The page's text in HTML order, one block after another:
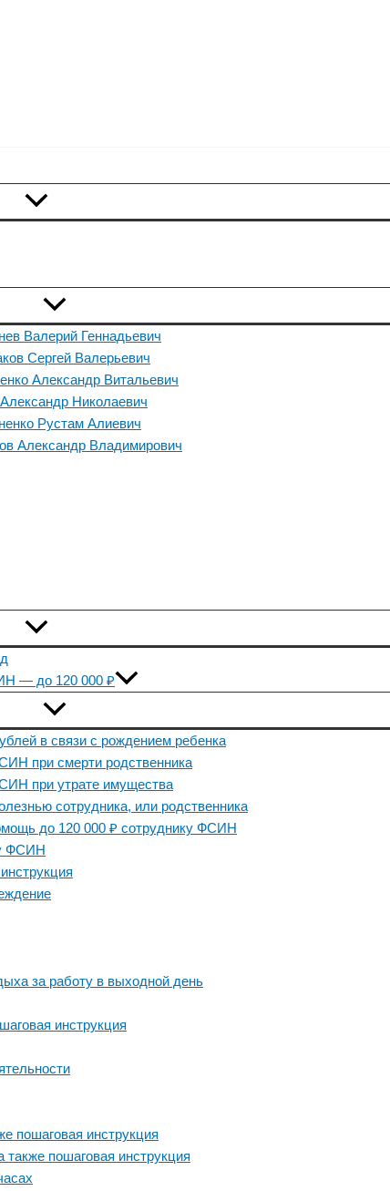
Валерий Геннадьевич
Сергей Валерьевич
Александр Витальевич
Николаевич
Рустам Алиевич
Александр Владимирович
— до 120 000 ₽
в связи с рождением ребенка
при смерти родственника
при утрате имущества
сотрудника, или родственника
до 120 000 ₽ сотруднику ФСИН
ФСИН
за работу в выходной день
инструкция
пошаговая инструкция
пошаговая инструкция